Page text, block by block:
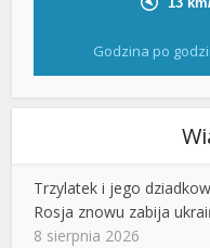
Godzina po
Trzylatek i jego
Rosja znowu zabija
8 sierpnia 2026